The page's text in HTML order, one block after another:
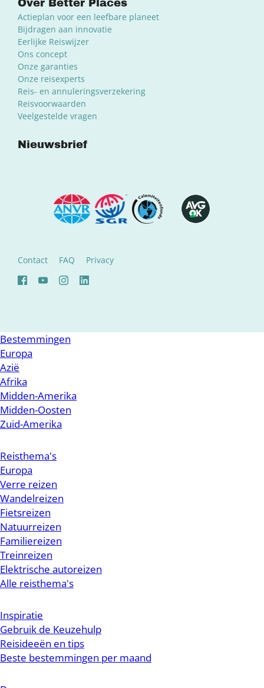
Over Better Places
Actieplan voor een leefbare planeet
Bijdragen aan innovatie
Eerlijke Reiswijzer
Ons concept
Onze garanties
Onze reisexperts
Reis- en annuleringsverzekering
Reisvoorwaarden
Veelgestelde vragen
Nieuwsbrief
Contact FAQ Privacy
Bestemmingen
Europa
Azië
Afrika
Midden-Amerika
Midden-Oosten
Zuid-Amerika
Reisthema's
Europa
Verre reizen
Wandelreizen
Fietsreizen
Natuurreizen
Familiereizen
Treinreizen
Elektrische autoreizen
Alle reisthema's
Inspiratie
Gebruik de Keuzehulp
Reisideeën en tips
Beste bestemmingen per maand